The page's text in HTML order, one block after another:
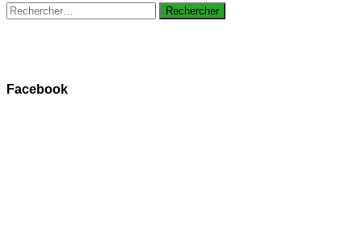
Rechercher :
Facebook